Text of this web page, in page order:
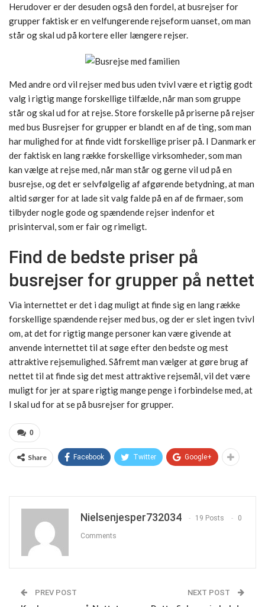
Herudover er der desuden også den fordel, at busrejser for
grupper faktisk er en velfungerende rejseform uanset, om man
står og skal ud på kortere eller længere rejser.
Med andre ord vil rejser med bus uden tvivl være et rigtig godt
valg i rigtig mange forskellige tilfælde, når man som gruppe
står og skal ud for at rejse. Store forskelle på priserne på rejser
med bus Busrejser for grupper er blandt en af de ting, som man
har mulighed for at finde vidt forskellige priser på. I Danmark er
der faktisk en lang række forskellige virksomheder, som man
kan vælge at rejse med, når man står og gerne vil ud på en
busrejse, og det er selvfølgelig af afgørende betydning, at man
altid sørger for at lade sit valg falde på en af de firmaer, som
tilbyder nogle gode og spændende rejser indenfor et
prisinterval, som er fair og rimeligt.
Find de bedste priser på
busrejser for grupper på nettet
Via internettet er det i dag muligt at finde sig en lang række
forskellige spændende rejser med bus, og der er slet ingen tvivl
om, at det for rigtig mange personer kan være givende at
anvende internettet til at søge efter den bedste og mest
attraktive rejsemulighed. Såfremt man vælger at gøre brug af
nettet til at finde sig det mest attraktive rejsemål, vil det være
muligt for jer at spare rigtig mange penge i forbindelse med, at
I skal ud for at se på busrejser for grupper.
0
Share Facebook Twitter Google+
Nielsenjesper732034 19 Posts 0
Comments
PREV POST NEXT POST